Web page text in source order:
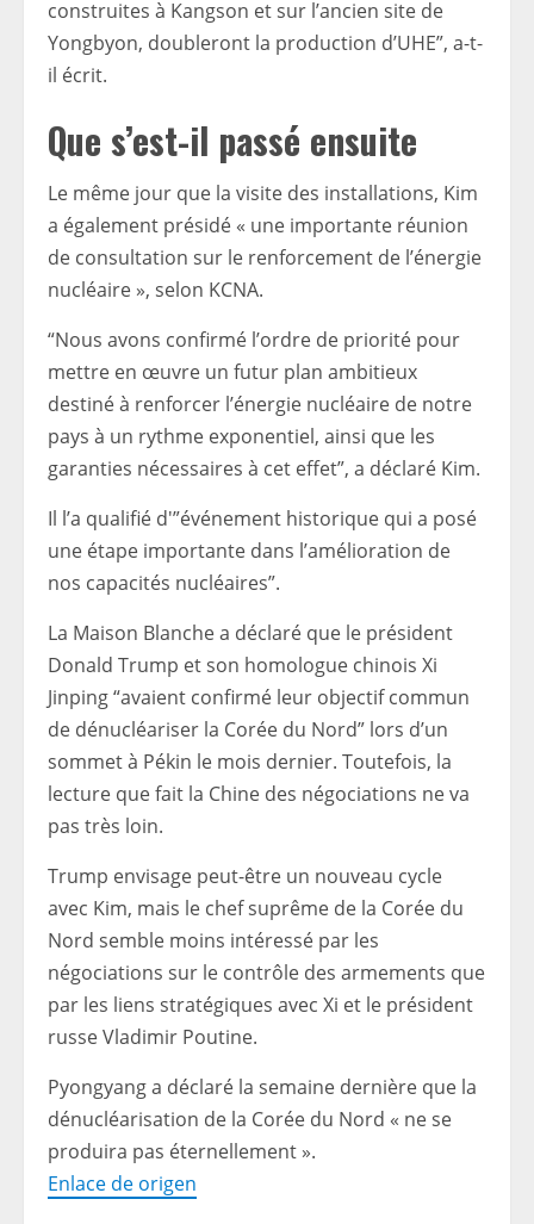
construites à Kangson et sur l’ancien site de
Yongbyon, doubleront la production d’UHE”, a-t-
il écrit.
Que s’est-il passé ensuite
Le même jour que la visite des installations, Kim
a également présidé « une importante réunion
de consultation sur le renforcement de l’énergie
nucléaire », selon KCNA.
“Nous avons confirmé l’ordre de priorité pour
mettre en œuvre un futur plan ambitieux
destiné à renforcer l’énergie nucléaire de notre
pays à un rythme exponentiel, ainsi que les
garanties nécessaires à cet effet”, a déclaré Kim.
Il l’a qualifié d'”événement historique qui a posé
une étape importante dans l’amélioration de
nos capacités nucléaires”.
La Maison Blanche a déclaré que le président
Donald Trump et son homologue chinois Xi
Jinping “avaient confirmé leur objectif commun
de dénucléariser la Corée du Nord” lors d’un
sommet à Pékin le mois dernier. Toutefois, la
lecture que fait la Chine des négociations ne va
pas très loin.
Trump envisage peut-être un nouveau cycle
avec Kim, mais le chef suprême de la Corée du
Nord semble moins intéressé par les
négociations sur le contrôle des armements que
par les liens stratégiques avec Xi et le président
russe Vladimir Poutine.
Pyongyang a déclaré la semaine dernière que la
dénucléarisation de la Corée du Nord « ne se
produira pas éternellement ».
Enlace de origen